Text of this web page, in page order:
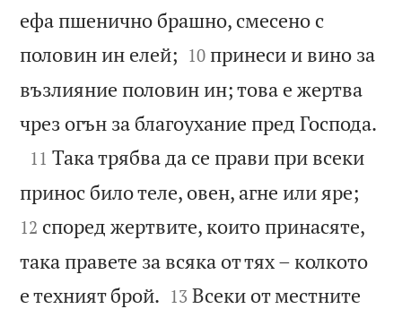
ефа пшенично брашно, смесено с
половин ин елей; 

10 принеси и вино за
възлияние половин ин; това е жертва
чрез огън за благоухание пред Господа.

11 Така трябва да се прави при всеки
принос било теле, овен, агне или яре;
12 според жертвите, които принасяте,
така правете за всяка от тях – колкото
е техният брой. 

13 Всеки от местните